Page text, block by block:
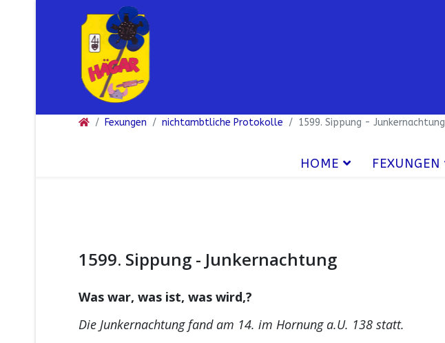
Fexungen nichtambtliche Protokolle 1599. Sippung - Junkernachtung
HOME FEXUNGEN
1599. Sippung - Junkernachtung
Was war, was ist, was wird,?
Die Junkernachtung fand am 14. im Hornung a.U. 138 statt.